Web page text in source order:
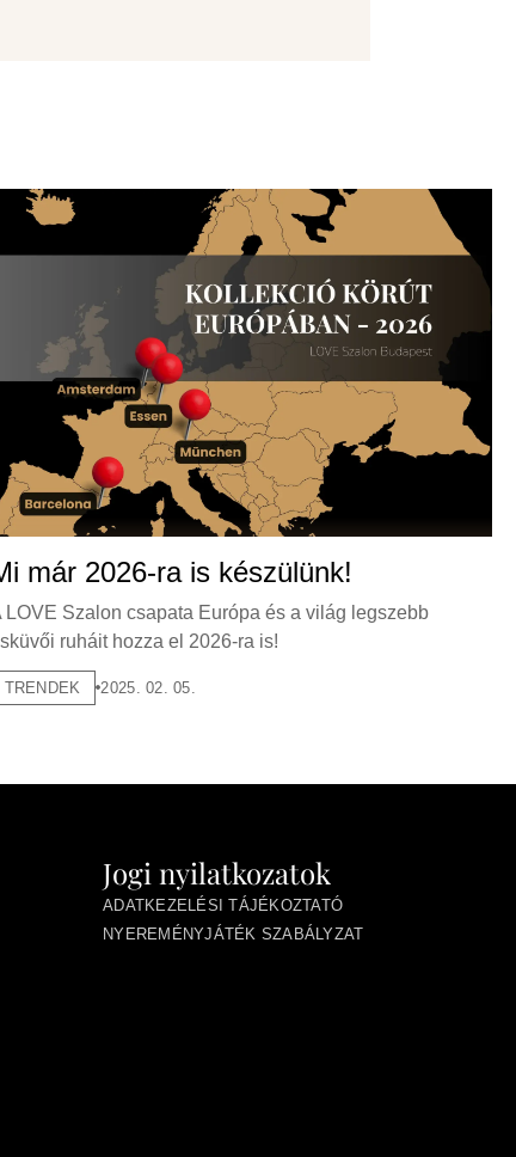
már 2026-ra is készülünk!
LOVE Szalon csapata Európa és a világ legszebb
ruháit hozza el 2026-ra is!
TRENDEK 2025. 02. 05.
Jogi nyilatkozatok
ADATKEZELÉSI TÁJÉKOZTATÓ
NYEREMÉNYJÁTÉK SZABÁLYZAT